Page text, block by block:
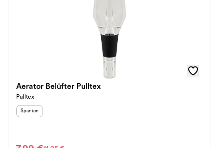
Aerator Belüfter Pulltex
Pulltex
Herkunftsland
Spanien